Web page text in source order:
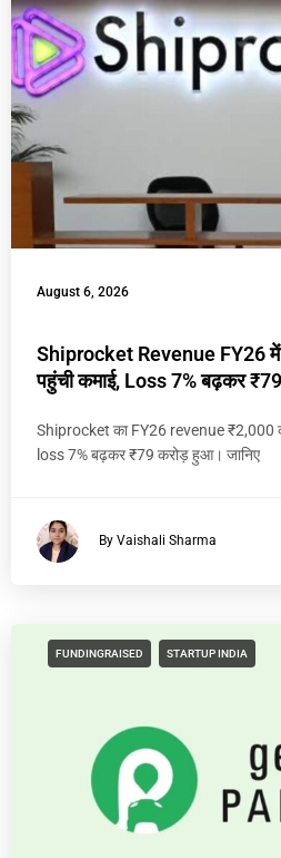
August 6, 2026
Shiprocket Revenue FY26 में
पहुंची कमाई, Loss 7% बढ़कर
Shiprocket का FY26 revenue ₹2,000
loss 7% बढ़कर ₹79 करोड़ हुआ। जानिए
By Vaishali Sharma
FUNDINGRAISED STARTUP INDIA